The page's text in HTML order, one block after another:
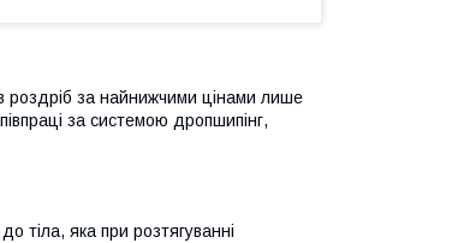
роздріб за найнижчими цінами лише
за системою дропшипінг,
тіла, яка при розтягуванні